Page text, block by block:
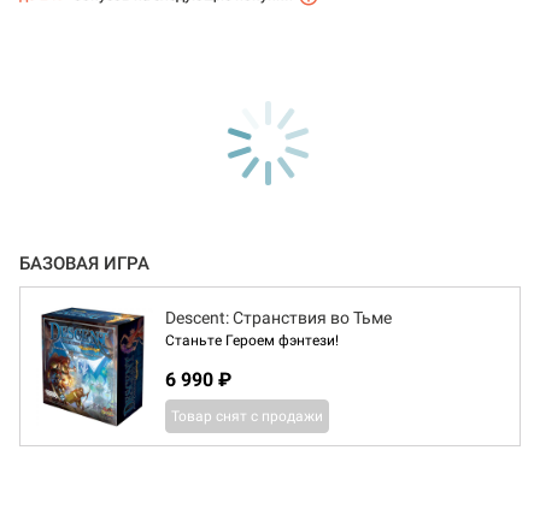
БАЗОВАЯ ИГРА
Descent: Странствия во Тьме
Станьте Героем фэнтези!
6 990 ₽
Товар снят с продажи